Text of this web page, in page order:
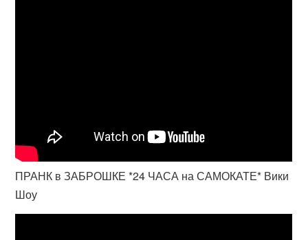
ПРАНК в ЗАБРОШКЕ *24 ЧАСА на САМОКАТЕ* Вики
Шоу